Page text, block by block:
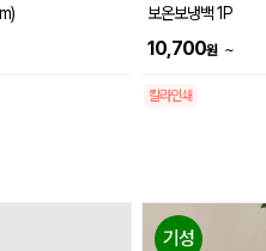
보온보냉백 1P
10,700원 ~
칼라인쇄
기성